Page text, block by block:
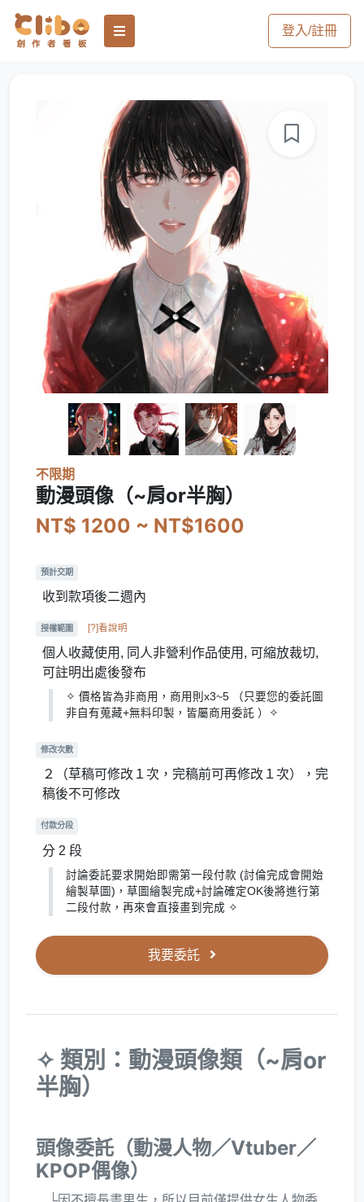
登入/註冊
不限期
動漫頭像（~肩or半胸）
NT$ 1200 ~ NT$1600
預計交期
收到款項後二週內
授權範圍 [?]看說明
個人收藏使用, 同人非營利作品使用, 可縮放裁切,
可註明出處後發布
✧ 價格皆為非商用，商用則x3~5 （只要您的委託圖
非自有蒐藏+無料印製，皆屬商用委託 ）✧
修改次數
２（草稿可修改１次，完稿前可再修改１次），完
稿後不可修改
付款分段
分 2 段
討論委託要求開始即需第一段付款 (討倫完成會開始
繪製草圖)，草圖繪製完成+討論確定OK後將進行第
二段付款，再來會直接畫到完成 ✧
我要委託
✧ 類別：動漫頭像類（~肩or
半胸）
頭像委託（動漫人物／Vtuber／
KPOP偶像）